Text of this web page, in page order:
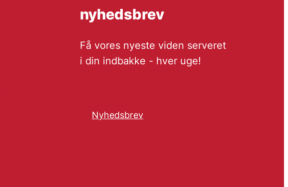
nyhedsbrev
Få vores nyeste viden serveret
i din indbakke - hver uge!
Nyhedsbrev